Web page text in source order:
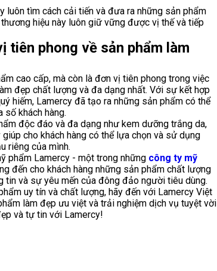
luôn tìm cách cải tiến và đưa ra những sản phẩm
hiệu này luôn giữ vững được vị thế và tiếp
tiên phong về sản phẩm làm
cao cấp, mà còn là đơn vị tiên phong trong việc
đẹp chất lượng và đa dạng nhất. Với sự kết hợp
hiếm, Lamercy đã tạo ra những sản phẩm có thể
số khách hàng.
độc đáo và đa dạng như kem dưỡng trắng da,
cho khách hàng có thể lựa chọn và sử dụng
riêng của mình.
phẩm Lamercy - một trong những công ty mỹ
đến cho khách hàng những sản phẩm chất lượng
tin và sự yêu mến của đông đảo người tiêu dùng.
uy tín và chất lượng, hãy đến với Lamercy Việt
làm đẹp ưu việt và trải nghiệm dịch vụ tuyệt vời
và tự tin với Lamercy!